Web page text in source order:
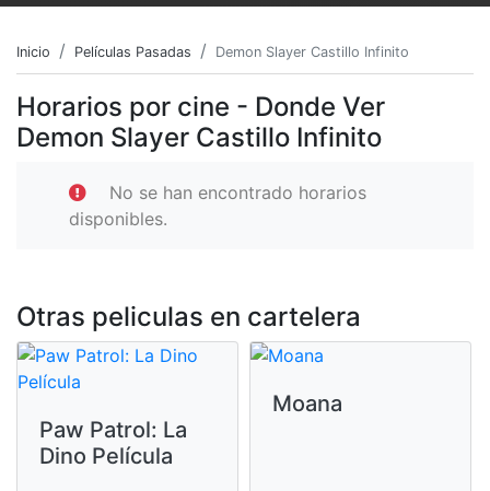
Inicio Películas Pasadas Demon Slayer Castillo Infinito
Horarios por cine - Donde Ver
Demon Slayer Castillo Infinito
No se han encontrado horarios
disponibles.
Otras peliculas en cartelera
Paw Patrol: La
Dino Película
Moana